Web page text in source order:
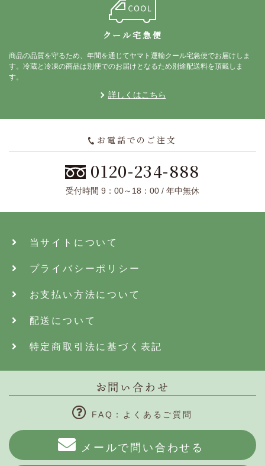
クール宅急便
商品の品質を守るため、年間を通じてヤマト運輸クール宅急便でお届けしま
す。冷蔵と冷凍の商品は別便でのお届けとなるため別途配送料を頂戴しま
す。
詳しくはこちら
お電話でのご注文
0120-234-888
受付時間 9：00～18：00 / 年中無休
当サイトについて
プライバシーポリシー
お支払い方法について
配送について
特定商取引法に基づく表記
お問い合わせ
FAQ：よくあるご質問
メールで問い合わせる